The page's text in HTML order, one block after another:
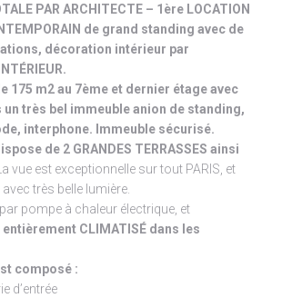
PAR ARCHITECTE – 1ère LOCATION
de grand standing avec de
décoration intérieur par
175 m2 au 7ème et dernier étage avec
un très bel immeuble anion de standing,
interphone. Immeuble sécurisé.
de 2 GRANDES TERRASSES ainsi
La vue est exceptionnelle sur tout PARIS, et
très belle lumière.
pompe à chaleur électrique, et
entièrement CLIMATISÉ dans les
composé :
d’entrée